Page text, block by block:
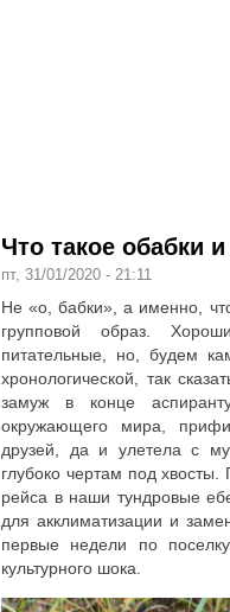
Что такое обабки
пт, 31/01/2020 - 21:11
Не «о, бабки», а именно,
групповой образ.
питательные, но, будем
хронологической, так
замуж в конце
окружающего мира,
друзей, да и улетела с
глубоко чертам под
рейса в наши тундровые
для акклиматизации и
первые недели по
культурного шока.